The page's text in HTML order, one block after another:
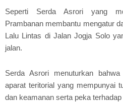
Seperti Serda Asrori yang
Prambanan membantu mengatur
Lalu Lintas di Jalan Jogja Solo
jalan.
Serda Asrori menuturkan
aparat teritorial yang mempunyai
dan keamanan serta peka